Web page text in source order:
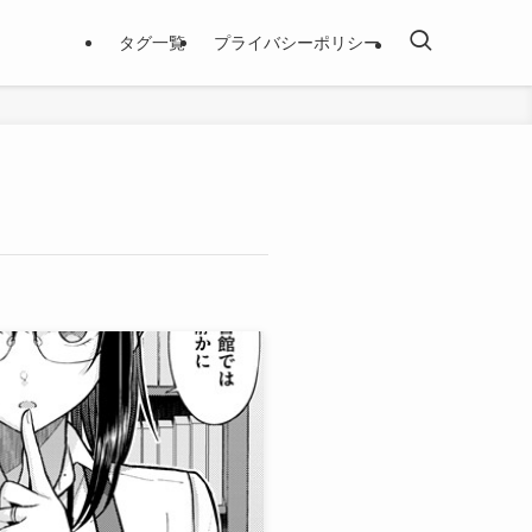
タグ一覧 プライバシーポリシー